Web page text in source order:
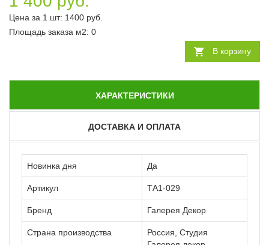
Цена за 1 шт: 1400 руб.
Площадь заказа м2: 0
В корзину
ХАРАКТЕРИСТИКИ
ДОСТАВКА И ОПЛАТА
Новинка дня Да
Артикул ТА1-029
Бренд Галерея Декор
Страна производства
Россия, Студия